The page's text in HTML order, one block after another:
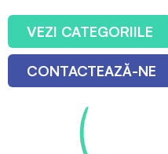
VEZI CATEGORIILE
CONTACTEAZĂ-NE